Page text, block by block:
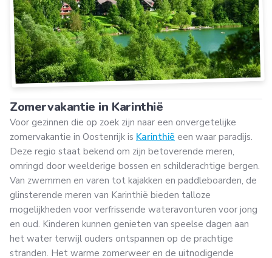
Zomervakantie in Karinthië
Voor gezinnen die op zoek zijn naar een onvergetelijke
zomervakantie in Oostenrijk is Karinthië een waar paradijs.
Deze regio staat bekend om zijn betoverende meren,
omringd door weelderige bossen en schilderachtige bergen.
Van zwemmen en varen tot kajakken en paddleboarden, de
glinsterende meren van Karinthië bieden talloze
mogelijkheden voor verfrissende wateravonturen voor jong
en oud. Kinderen kunnen genieten van speelse dagen aan
het water terwijl ouders ontspannen op de prachtige
stranden. Het warme zomerweer en de uitnodigende